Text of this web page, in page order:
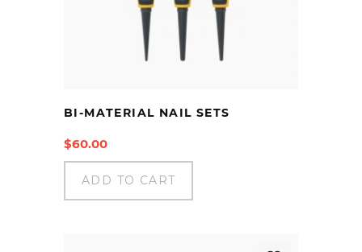
BI-MATERIAL NAIL SETS
$60.00
ADD TO CART